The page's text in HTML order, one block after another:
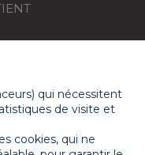
qui nécessitent
de visite et
cookies, qui ne